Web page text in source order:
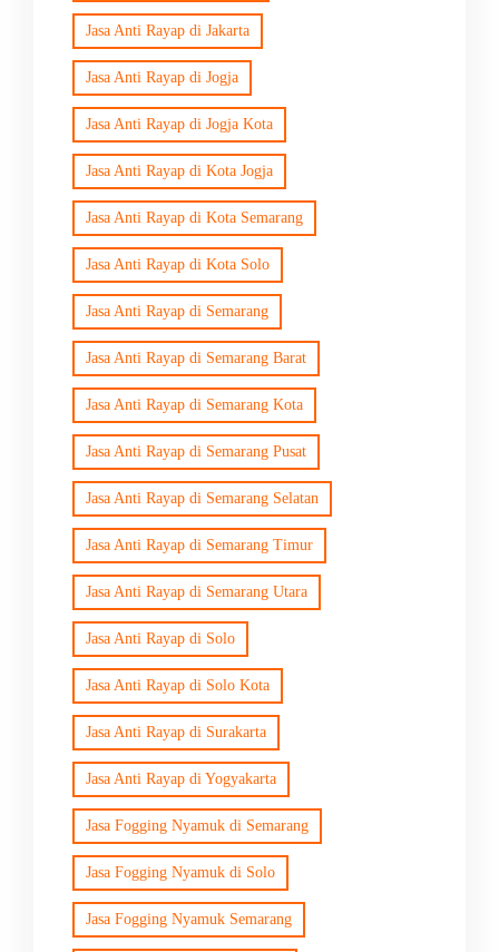
Jasa Anti Rayap di Jakarta
Jasa Anti Rayap di Jogja
Jasa Anti Rayap di Jogja Kota
Jasa Anti Rayap di Kota Jogja
Jasa Anti Rayap di Kota Semarang
Jasa Anti Rayap di Kota Solo
Jasa Anti Rayap di Semarang
Jasa Anti Rayap di Semarang Barat
Jasa Anti Rayap di Semarang Kota
Jasa Anti Rayap di Semarang Pusat
Jasa Anti Rayap di Semarang Selatan
Jasa Anti Rayap di Semarang Timur
Jasa Anti Rayap di Semarang Utara
Jasa Anti Rayap di Solo
Jasa Anti Rayap di Solo Kota
Jasa Anti Rayap di Surakarta
Jasa Anti Rayap di Yogyakarta
Jasa Fogging Nyamuk di Semarang
Jasa Fogging Nyamuk di Solo
Jasa Fogging Nyamuk Semarang